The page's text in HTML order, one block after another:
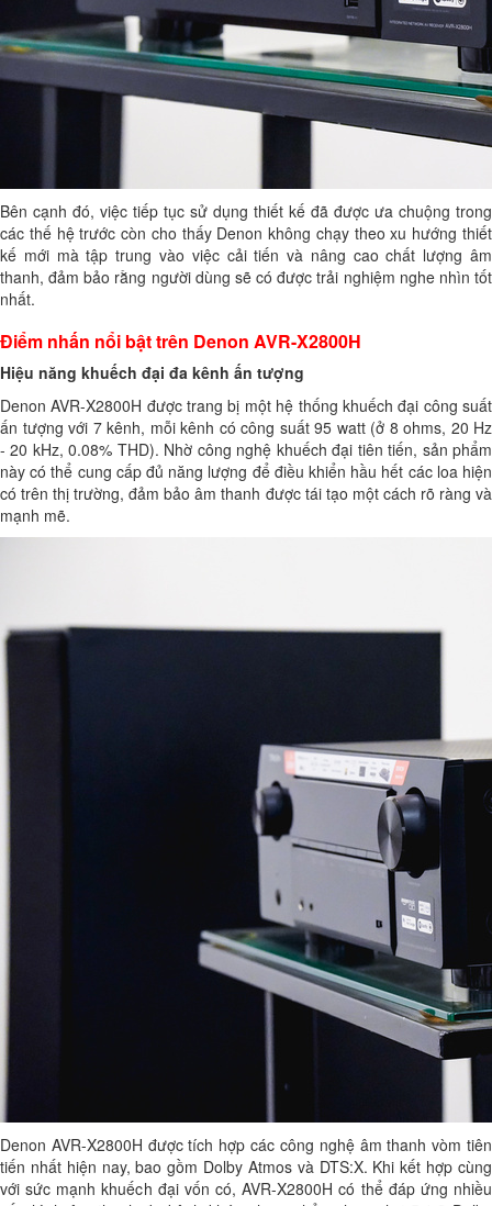
Bên cạnh đó, việc tiếp tục sử dụng thiết kế đã được ưa chuộng trong
các thế hệ trước còn cho thấy Denon không chạy theo xu hướng thiết
kế mới mà tập trung vào việc cải tiến và nâng cao chất lượng âm
thanh, đảm bảo rằng người dùng sẽ có được trải nghiệm nghe nhìn tốt
nhất.
Điểm nhấn nổi bật trên Denon AVR-X2800H
Hiệu năng khuếch đại đa kênh ấn tượng
Denon AVR-X2800H được trang bị một hệ thống khuếch đại công suất
ấn tượng với 7 kênh, mỗi kênh có công suất 95 watt (ở 8 ohms, 20 Hz
- 20 kHz, 0.08% THD). Nhờ công nghệ khuếch đại tiên tiến, sản phẩm
này có thể cung cấp đủ năng lượng để điều khiển hầu hết các loa hiện
có trên thị trường, đảm bảo âm thanh được tái tạo một cách rõ ràng và
mạnh mẽ.
Denon AVR-X2800H được tích hợp các công nghệ âm thanh vòm tiên
tiến nhất hiện nay, bao gồm Dolby Atmos và DTS:X. Khi kết hợp cùng
với sức mạnh khuếch đại vốn có, AVR-X2800H có thể đáp ứng nhiều